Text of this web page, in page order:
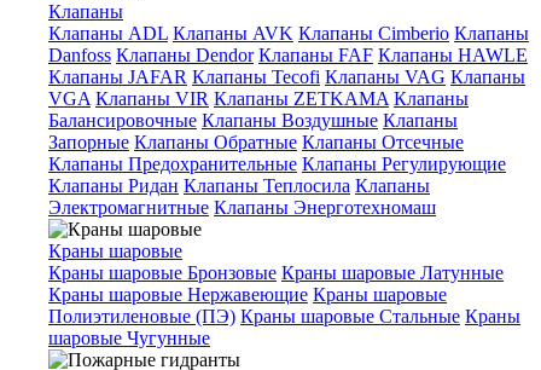
Клапаны
Клапаны ADL Клапаны AVK Клапаны Cimberio Клапаны
Danfoss Клапаны Dendor Клапаны FAF Клапаны HAWLE
Клапаны JAFAR Клапаны Tecofi Клапаны VAG Клапаны
VGA Клапаны VIR Клапаны ZETKAMA Клапаны
Балансировочные Клапаны Воздушные Клапаны
Запорные Клапаны Обратные Клапаны Отсечные
Клапаны Предохранительные Клапаны Регулирующие
Клапаны Ридан Клапаны Теплосила Клапаны
Электромагнитные Клапаны Энерготехномаш
Краны шаровые
Краны шаровые Бронзовые Краны шаровые Латунные
Краны шаровые Нержавеющие Краны шаровые
Полиэтиленовые (ПЭ) Краны шаровые Стальные Краны
шаровые Чугунные